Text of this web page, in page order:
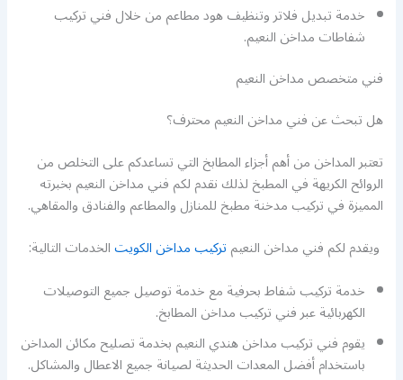
خدمة تبديل فلاتر وتنظيف هود مطاعم من خلال فني تركيب
شفاطات مداخن النعيم.
فني متخصص مداخن النعيم
هل تبحث عن فني مداخن النعيم محترف؟
تعتبر المداخن من أهم أجزاء المطابخ التي تساعدكم على التخلص من
الروائح الكريهة في المطبخ لذلك نقدم لكم فني مداخن النعيم بخبرته
المميزة في تركيب مدخنة مطبخ للمنازل والمطاعم والفنادق والمقاهي.
ويقدم لكم فني مداخن النعيمتركيب مداخن الكويتالخدمات التالية:
خدمة تركيب شفاط بحرفية مع خدمة توصيل جميع التوصيلات
الكهربائية عبر فني تركيب مداخن المطابخ.
يقوم فني تركيب مداخن هندي النعيم بخدمة تصليح مكائن المداخن
باستخدام أفضل المعدات الحديثة لصيانة جميع الاعطال والمشاكل.